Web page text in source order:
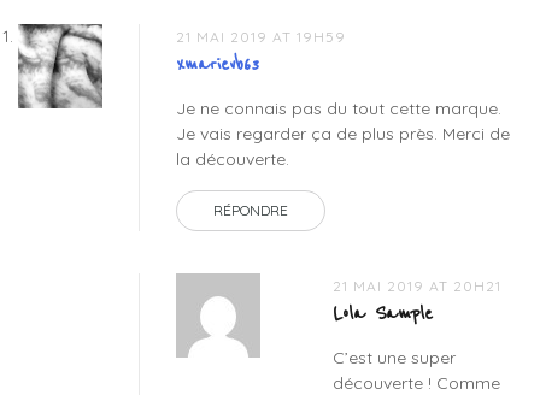
cosmetiques
naturels,
menage
naturel,
21 MAI 2019 AT 19H59
xmarievb63
Je ne connais pas du tout cette marque.
Je vais regarder ça de plus près. Merci de
la découverte.
RÉPONDRE
21 MAI 2019 AT 20H21
Lola Sample
C’est une super
découverte ! Comme